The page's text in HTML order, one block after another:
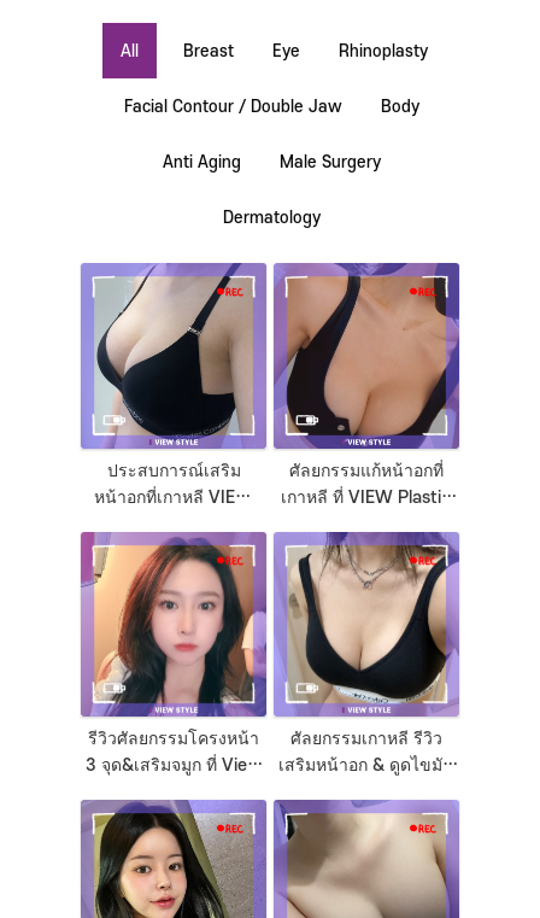
All Breast Eye Rhinoplasty
Facial Contour / Double Jaw Body
Anti Aging Male Surgery
Dermatology
ประสบการณ์เสริม
หน้าอกที่เกาหลี VIEW
ศัลยกรรมแก้หน้าอกที่
เกาหลี ที่ VIEW Plastic
รีวิวศัลยกรรมโครงหน้า
3 จุด&เสริมจมูก ที่ View
ศัลยกรรมเกาหลี รีวิว
เสริมหน้าอก & ดูดไขมัน
ศัลยกรรมเกาหลี VIEW